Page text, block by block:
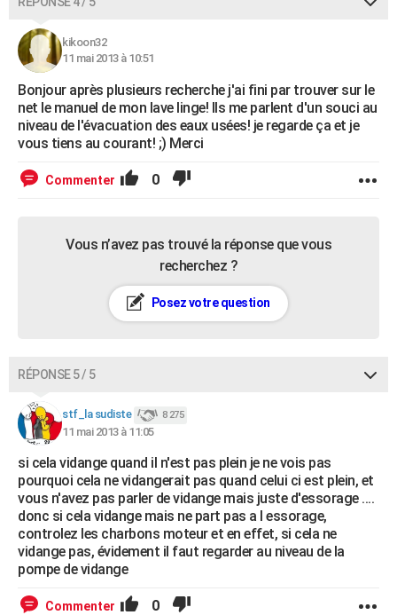
kikoon32
11 mai 2013 à 10:51
Bonjour après plusieurs recherche j'ai fini par trouver sur le
net le manuel de mon lave linge! Ils me parlent d'un souci au
niveau de l'évacuation des eaux usées! je regarde ça et je
vous tiens au courant! ;) Merci
Commenter 0
Vous n’avez pas trouvé la réponse que vous
recherchez ?
Posez votre question
RÉPONSE 5 / 5
stf_la sudiste 8 275
11 mai 2013 à 11:05
si cela vidange quand il n'est pas plein je ne vois pas
pourquoi cela ne vidangerait pas quand celui ci est plein, et
vous n'avez pas parler de vidange mais juste d'essorage ....
donc si cela vidange mais ne part pas a l essorage,
controlez les charbons moteur et en effet, si cela ne
vidange pas, évidement il faut regarder au niveau de la
pompe de vidange
Commenter 0